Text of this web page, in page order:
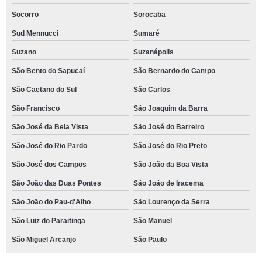
Socorro Sorocaba
Sud Mennucci Sumaré
Suzano Suzanápolis
São Bento do Sapucaí São Bernardo do Campo
São Caetano do Sul São Carlos
São Francisco São Joaquim da Barra
São José da Bela Vista São José do Barreiro
São José do Rio Pardo São José do Rio Preto
São José dos Campos São João da Boa Vista
São João das Duas Pontes São João de Iracema
São João do Pau-d'Alho São Lourenço da Serra
São Luiz do Paraitinga São Manuel
São Miguel Arcanjo São Paulo